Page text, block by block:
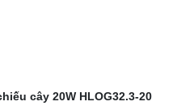
cây 20W HLOG32.3-20